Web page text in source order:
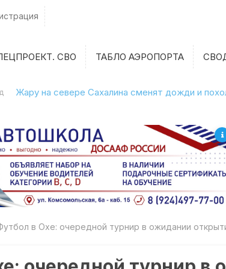
СВО ТАБЛО АЭРОПОРТА
Жару на севере Сахалина сменят дожди и
в Охе: очередной турнир в ожидании